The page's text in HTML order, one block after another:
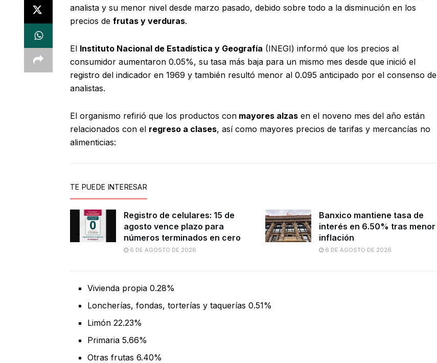
analista y su menor nivel desde marzo pasado, debido sobre todo a la disminución en los
precios de frutas y verduras.
El Instituto Nacional de Estadística y Geografía (INEGI) informó que los precios al
consumidor aumentaron 0.05%, su tasa más baja para un mismo mes desde que inició el
registro del indicador en 1969 y también resultó menor al 0.095 anticipado por el consenso de
analistas.
El organismo refirió que los productos con mayores alzas en el noveno mes del año están
relacionados con el regreso a clases, así como mayores precios de tarifas y mercancías no
alimenticias:
TE PUEDE INTERESAR
Registro de celulares: 15 de
agosto vence plazo para
números terminados en cero
6 DE AGOSTO DE 2026
Banxico mantiene tasa de
interés en 6.50% tras menor
inflación
6 DE AGOSTO DE 2026
Vivienda propia 0.28%
Loncherías, fondas, torterías y taquerías 0.51%
Limón 22.23%
Primaria 5.66%
Otras frutas 6.40%